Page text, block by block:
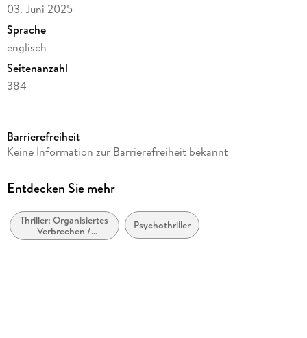
03. Juni 2025
Sprache
englisch
Seitenanzahl
384
Verlag/Hersteller
Produktart
Gewicht
290 g
Barrierefreiheit
Keine Information zur Barrierefreiheit bekannt
Entdecken Sie mehr
Thriller: Organisiertes
Verbrechen /
Bandenkriminalität
Psychothriller